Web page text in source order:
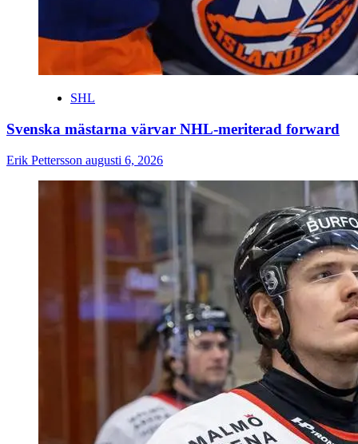
SHL
Svenska mästarna värvar NHL-meriterad forward
Erik Pettersson augusti 6, 2026